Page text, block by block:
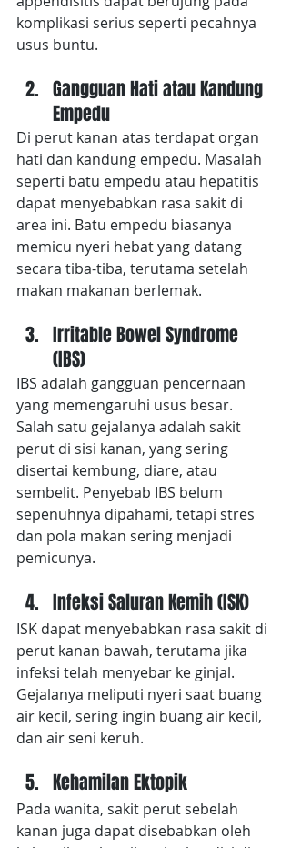
komplikasi serius seperti pecahnya
usus buntu.
Gangguan Hati atau Kandung
Empedu
Di perut kanan atas terdapat organ
hati dan kandung empedu. Masalah
seperti batu empedu atau hepatitis
dapat menyebabkan rasa sakit di
area ini. Batu empedu biasanya
memicu nyeri hebat yang datang
secara tiba-tiba, terutama setelah
makan makanan berlemak.
Irritable Bowel Syndrome
(IBS)
IBS adalah gangguan pencernaan
yang memengaruhi usus besar.
Salah satu gejalanya adalah sakit
perut di sisi kanan, yang sering
disertai kembung, diare, atau
sembelit. Penyebab IBS belum
sepenuhnya dipahami, tetapi stres
dan pola makan sering menjadi
pemicunya.
Infeksi Saluran Kemih (ISK)
ISK dapat menyebabkan rasa sakit di
perut kanan bawah, terutama jika
infeksi telah menyebar ke ginjal.
Gejalanya meliputi nyeri saat buang
air kecil, sering ingin buang air kecil,
dan air seni keruh.
Kehamilan Ektopik
Pada wanita, sakit perut sebelah
kanan juga dapat disebabkan oleh